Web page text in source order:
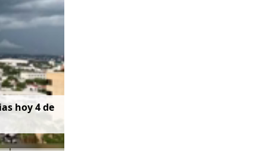
ias hoy4de